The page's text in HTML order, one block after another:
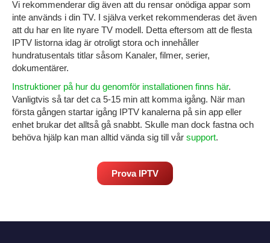
Vi rekommenderar dig även att du rensar onödiga appar som
inte används i din TV. I själva verket rekommenderas det även
att du har en lite nyare TV modell. Detta eftersom att de flesta
IPTV listorna idag är otroligt stora och innehåller
hundratusentals titlar såsom Kanaler, filmer, serier,
dokumentärer.
Instruktioner på hur du genomför installationen finns här.
Vanligtvis så tar det ca 5-15 min att komma igång. När man
första gången startar igång IPTV kanalerna på sin app eller
enhet brukar det alltså gå snabbt. Skulle man dock fastna och
behöva hjälp kan man alltid vända sig till vår support.
Prova IPTV